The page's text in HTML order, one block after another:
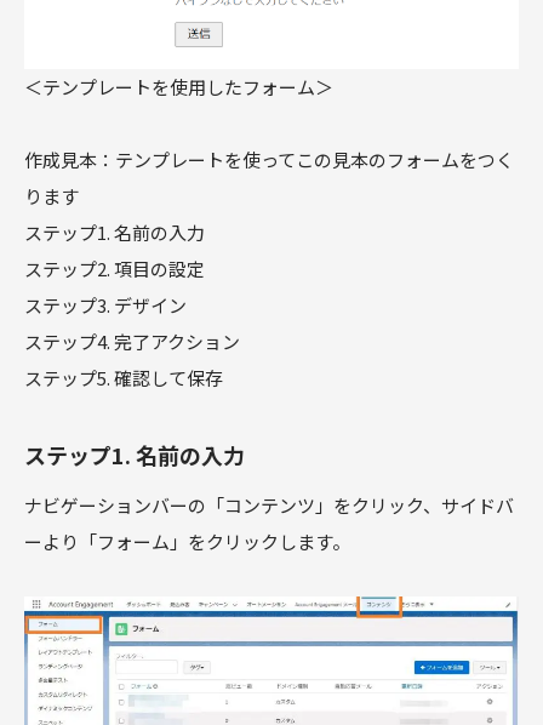
＜テンプレートを使用したフォーム＞
作成見本：テンプレートを使ってこの見本のフォームをつく
ります
ステップ1. 名前の入力
ステップ2. 項目の設定
ステップ3. デザイン
ステップ4. 完了アクション
ステップ5. 確認して保存
ステップ1. 名前の入力
ナビゲーションバーの「コンテンツ」をクリック、サイドバ
ーより「フォーム」をクリックします。